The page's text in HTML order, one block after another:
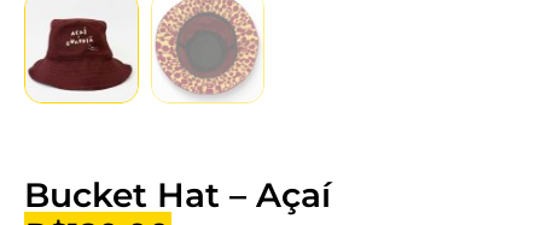
Bucket Hat – Açaí